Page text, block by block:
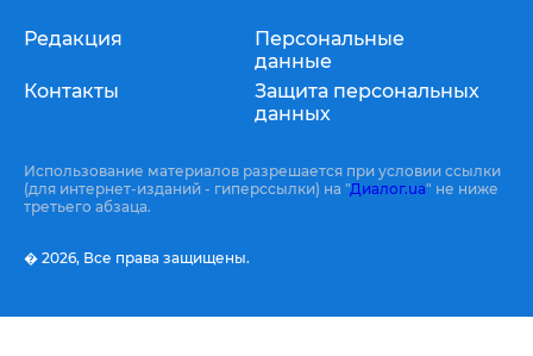
Редакция
Контакты
Персональные
данные
Защита персональных
данных
Использование материалов разрешается при условии ссылки
(для интернет-изданий - гиперссылки) на "Диалог.ua" не ниже
третьего абзаца.
� 2026, Все права защищены.